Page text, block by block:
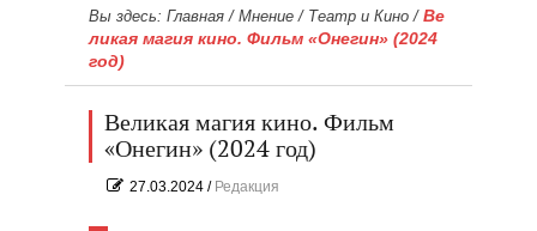
Вы здесь: Главная / Мнение / Театр и Кино / Ве
ликая магия кино. Фильм «Онегин» (2024
год)
Великая магия кино. Фильм
«Онегин» (2024 год)
27.03.2024 / Редакция